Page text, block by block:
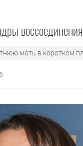
мать в коротком